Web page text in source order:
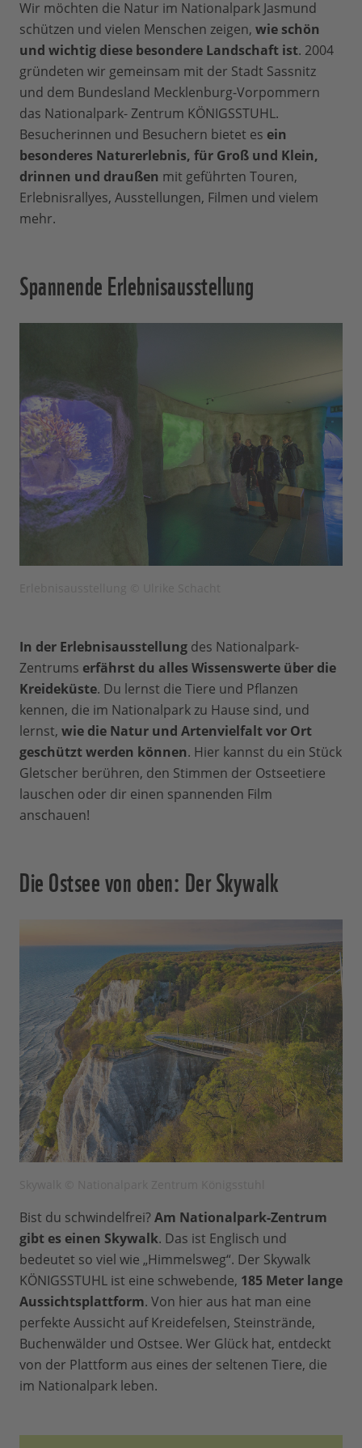
Wir möchten die Natur im Nationalpark Jasmund
schützen und vielen Menschen zeigen, wie schön
und wichtig diese besondere Landschaft ist. 2004
gründeten wir gemeinsam mit der Stadt Sassnitz
und dem Bundesland Mecklenburg-Vorpommern
das Nationalpark- Zentrum KÖNIGSSTUHL.
Besucherinnen und Besuchern bietet es ein
besonderes Naturerlebnis, für Groß und Klein,
drinnen und draußen mit geführten Touren,
Erlebnisrallyes, Ausstellungen, Filmen und vielem
mehr.
Spannende Erlebnisausstellung
In der Erlebnisausstellung des Nationalpark-
Zentrums erfährst du alles Wissenswerte über die
Kreideküste. Du lernst die Tiere und Pflanzen
kennen, die im Nationalpark zu Hause sind, und
lernst, wie die Natur und Artenvielfalt vor Ort
geschützt werden können. Hier kannst du ein Stück
Gletscher berühren, den Stimmen der Ostseetiere
lauschen oder dir einen spannenden Film
anschauen!
Die Ostsee von oben: Der Skywalk
Bist du schwindelfrei?Am Nationalpark-Zentrum
gibt es einen Skywalk. Das ist Englisch und
bedeutet so viel wie „Himmelsweg“. Der Skywalk
KÖNIGSSTUHL ist eine schwebende, 185 Meter lange
Aussichtsplattform. Von hier aus hat man eine
perfekte Aussicht auf Kreidefelsen, Steinstrände,
Buchenwälder und Ostsee. Wer Glück hat, entdeckt
von der Plattform aus eines der seltenen Tiere, die
im Nationalpark leben.